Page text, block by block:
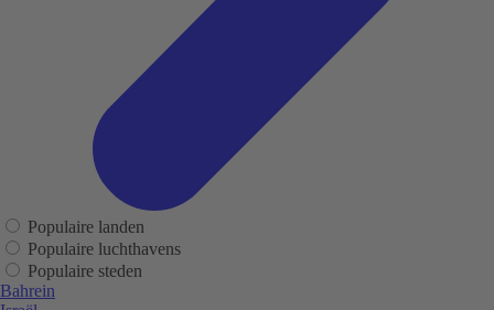
Populaire landen
Populaire luchthavens
Populaire steden
Bahrein